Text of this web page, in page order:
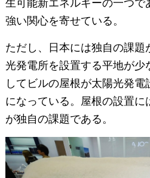
生可能新エネルギーの一つで
強い関心を寄せている。
ただし、日本には独自の課
光発電所を設置する平地が少
してビルの屋根が太陽光発
になっている。屋根の設置
が独自の課題である。